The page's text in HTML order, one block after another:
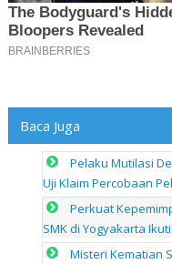
Baca Juga
Pelaku Mutilasi
Uji Klaim Percobaan
Perkuat
SMK di Yogyakarta
Misteri Kematian